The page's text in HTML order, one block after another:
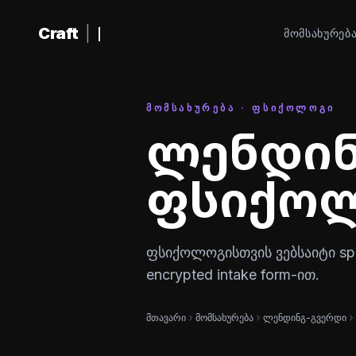
შინაარსზე გადასვლა
Craft
ᲛᲝᲛᲡᲐᲮᲣᲠᲔᲑᲐ · ᲤᲡᲘᲥᲝᲚᲝᲒᲘ
ფსიქოლოგისთვის ვებსაიტი
encrypted intake form-ით.
მთავარი მომსახურება ლენდინგ-გვერდი